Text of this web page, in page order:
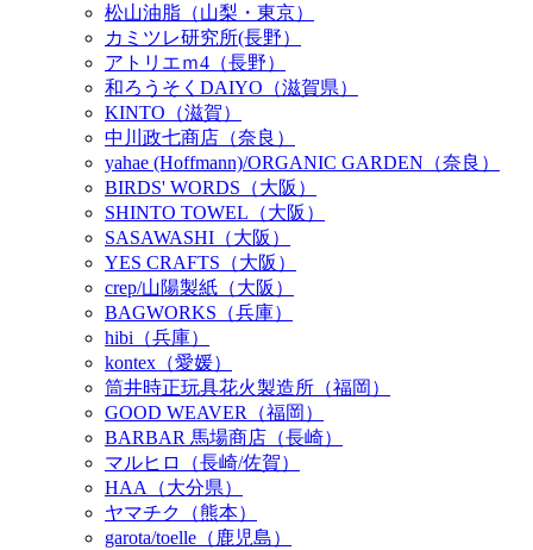
松山油脂（山梨・東京）
カミツレ研究所(長野）
アトリエｍ4（長野）
和ろうそくDAIYO（滋賀県）
KINTO（滋賀）
中川政七商店（奈良）
yahae (Hoffmann)/ORGANIC GARDEN（奈良）
BIRDS' WORDS（大阪）
SHINTO TOWEL（大阪）
SASAWASHI（大阪）
YES CRAFTS（大阪）
crep/山陽製紙（大阪）
BAGWORKS（兵庫）
hibi（兵庫）
kontex（愛媛）
筒井時正玩具花火製造所（福岡）
GOOD WEAVER（福岡）
BARBAR 馬場商店（長崎）
マルヒロ（長崎/佐賀）
HAA（大分県）
ヤマチク（熊本）
garota/toelle（鹿児島）